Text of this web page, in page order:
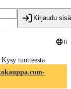
Kirjaudu
fi
Kysy tuotteesta